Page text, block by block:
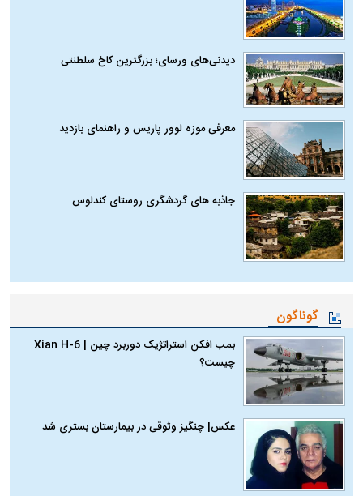
دیدنی‌های ورسای؛ بزرگترین کاخ سلطنتی
معرفی موزه لوور پاریس و راهنمای بازدید
جاذبه های گردشگری روستای کندلوس
گوناگون
بمب افکن استراتژیک دوربرد چین | Xian H-6
چیست؟
عکس| چنگیز وثوقی در بیمارستان بستری شد